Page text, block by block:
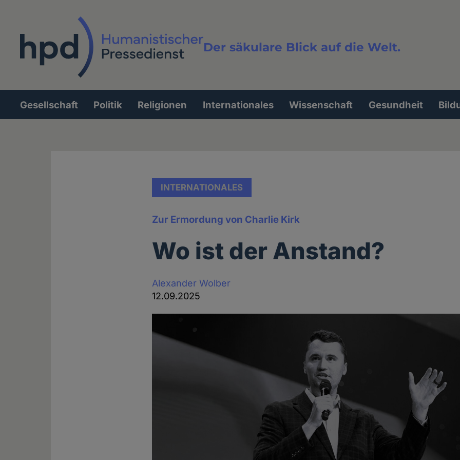
Der säkulare Blick auf die Welt.
Volltextsuche
Hauptnavigation
Gesellschaft Politik Religionen Internationales Wissenschaft Gesundheit
INTERNATIONALES
Zur Ermordung von Charlie Kirk
Wo ist der Anstand?
Alexander Wolber
12.09.2025